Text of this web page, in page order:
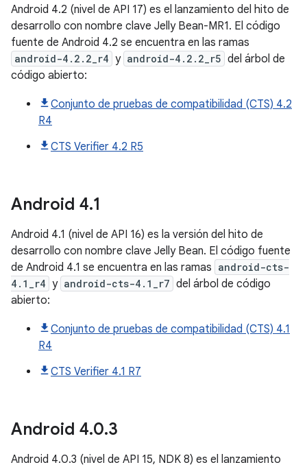
Android 4.2 (nivel de API 17) es el lanzamiento del hito de
desarrollo con nombre clave Jelly Bean-MR1. El código
fuente de Android 4.2 se encuentra en las ramas
android-4.2.2_r4 y android-4.2.2_r5 del árbol de
código abierto:
Conjunto de pruebas de compatibilidad (CTS) 4.2
R4
CTS Verifier 4.2 R5
Android 4.1
Android 4.1 (nivel de API 16) es la versión del hito de
desarrollo con nombre clave Jelly Bean. El código fuente
de Android 4.1 se encuentra en las ramas android-cts-
4.1_r4 y android-cts-4.1_r7 del árbol de código
abierto:
Conjunto de pruebas de compatibilidad (CTS) 4.1
R4
CTS Verifier 4.1 R7
Android 4.0.3
Android 4.0.3 (nivel de API 15, NDK 8) es el lanzamiento